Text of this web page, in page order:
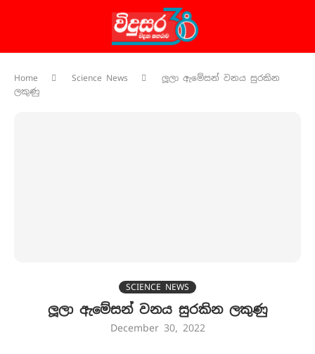
Home Science News
ලූලා ඇමේසන් වනය සුරකින
ලකුණු
SCIENCE NEWS
ලූලා ඇමේසන් වනය සුරකින ලකුණු
December 30, 2022